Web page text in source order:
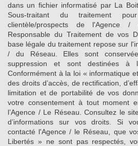
dans un fichier informatisé par La
Sous-traitant du traitement
clientèle/prospects de l'Agence
Responsable du Traitement de vos
base légale du traitement repose sur
/ du Réseau. Elles sont
suppression et sont destinées à
Conformément à la loi « informatique
des droits d’accès, de rectification,
limitation et de portabilité de vos
votre consentement à tout moment
l’Agence / Le Réseau. Consultez le site
d’informations sur vos droits. Si
contacté l'Agence / le Réseau, que
Libertés » ne sont pas respectés,